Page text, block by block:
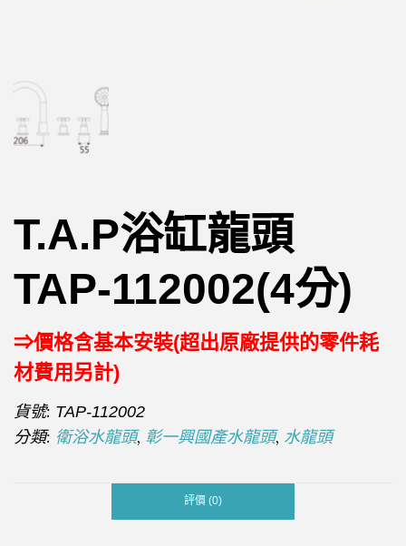
T.A.P浴缸龍頭
TAP-112002(4分)
⇒價格含基本安裝(超出原廠提供的零件耗
材費用另計)
貨號: TAP-112002
分類: 衛浴水龍頭, 彰一興國產水龍頭, 水龍頭
評價 (0)